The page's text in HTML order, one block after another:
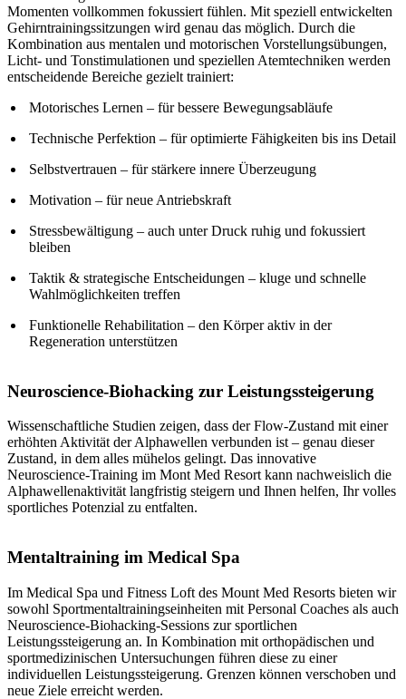
Momenten vollkommen fokussiert fühlen. Mit speziell entwickelten
Gehirntrainingssitzungen wird genau das möglich. Durch die
Kombination aus mentalen und motorischen Vorstellungsübungen,
Licht- und Tonstimulationen und speziellen Atemtechniken werden
entscheidende Bereiche gezielt trainiert:
Motorisches Lernen – für bessere Bewegungsabläufe
Technische Perfektion – für optimierte Fähigkeiten bis ins Detail
Selbstvertrauen – für stärkere innere Überzeugung
Motivation – für neue Antriebskraft
Stressbewältigung – auch unter Druck ruhig und fokussiert
bleiben
Taktik & strategische Entscheidungen – kluge und schnelle
Wahlmöglichkeiten treffen
Funktionelle Rehabilitation – den Körper aktiv in der
Regeneration unterstützen
Neuroscience-Biohacking zur Leistungssteigerung
Wissenschaftliche Studien zeigen, dass der Flow-Zustand mit einer
erhöhten Aktivität der Alphawellen verbunden ist – genau dieser
Zustand, in dem alles mühelos gelingt. Das innovative
Neuroscience-Training im Mont Med Resort kann nachweislich die
Alphawellenaktivität langfristig steigern und Ihnen helfen, Ihr volles
sportliches Potenzial zu entfalten.
Mentaltraining im Medical Spa
Im Medical Spa und Fitness Loft des Mount Med Resorts bieten wir
sowohl Sportmentaltrainingseinheiten mit Personal Coaches als auch
Neuroscience-Biohacking-Sessions zur sportlichen
Leistungssteigerung an. In Kombination mit orthopädischen und
sportmedizinischen Untersuchungen führen diese zu einer
individuellen Leistungssteigerung. Grenzen können verschoben und
neue Ziele erreicht werden.